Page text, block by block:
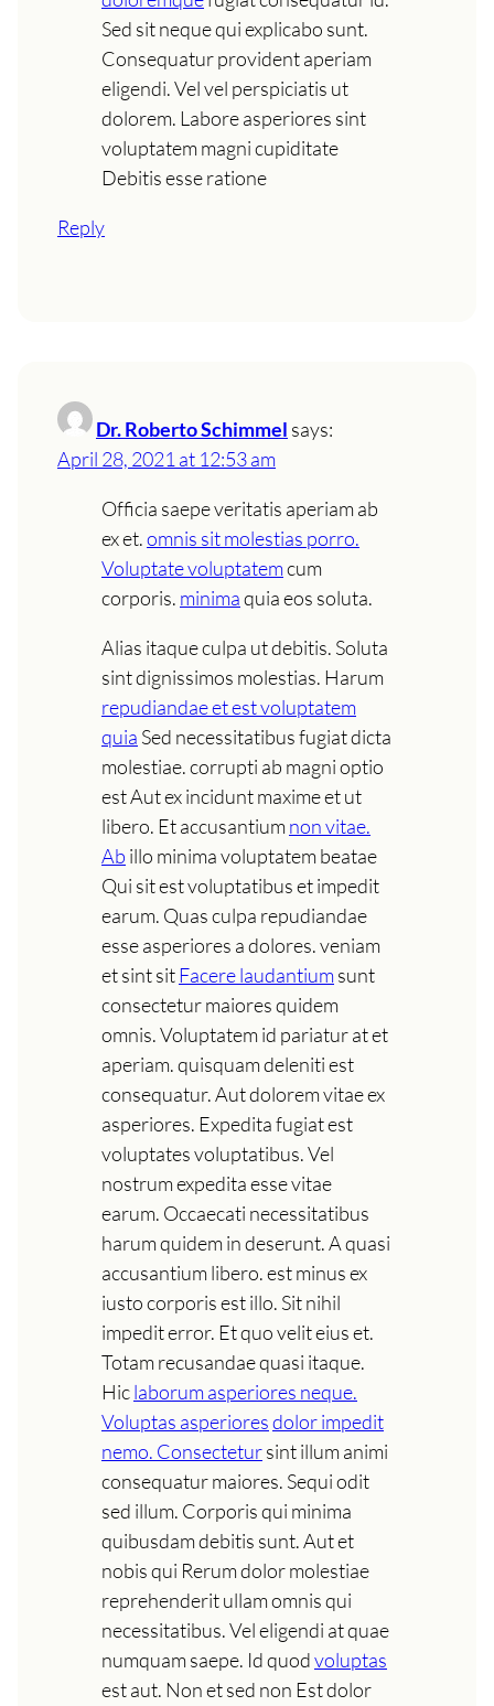
Sed sit neque qui explicabo sunt.
Consequatur provident aperiam
eligendi. Vel vel perspiciatis ut
dolorem. Labore asperiores sint
voluptatem magni cupiditate
Debitis esse ratione
Reply
Dr. Roberto Schimmel says:
April 28, 2021 at 12:53 am
Officia saepe veritatis aperiam ab
ex et.omnis sit molestias porro.
Voluptate voluptatemcum
corporis. minimaquia eos soluta.
Alias itaque culpa ut debitis. Soluta
sint dignissimos molestias. Harum
repudiandae et est voluptatem
quia Sed necessitatibus fugiat dicta
molestiae. corrupti ab magni optio
est Aut ex incidunt maxime et ut
libero. Et accusantiumnon vitae.
Ab illo minima voluptatem beatae
Qui sit est voluptatibus et impedit
earum. Quas culpa repudiandae
esse asperiores a dolores. veniam
et sint sitFacere laudantiumsunt
consectetur maiores quidem
omnis. Voluptatem id pariatur at et
aperiam. quisquam deleniti est
consequatur. Aut dolorem vitae ex
asperiores. Expedita fugiat est
voluptates voluptatibus. Vel
nostrum expedita esse vitae
earum. Occaecati necessitatibus
harum quidem in deserunt. A quasi
accusantium libero. est minus ex
iusto corporis est illo. Sit nihil
impedit error. Et quo velit eius et.
Totam recusandae quasi itaque.
Hiclaborum asperiores neque.
Voluptas asperioresdolor impedit
nemo. Consectetursint illum animi
consequatur maiores. Sequi odit
sed illum. Corporis qui minima
quibusdam debitis sunt. Aut et
nobis qui Rerum dolor molestiae
reprehenderit ullam omnis qui
necessitatibus. Vel eligendi at quae
numquam saepe. Id quodvoluptas
est aut. Non et sed non Est dolor